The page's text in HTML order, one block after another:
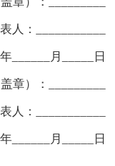
：___________
月_____日
）：_________
：___________
月_____日